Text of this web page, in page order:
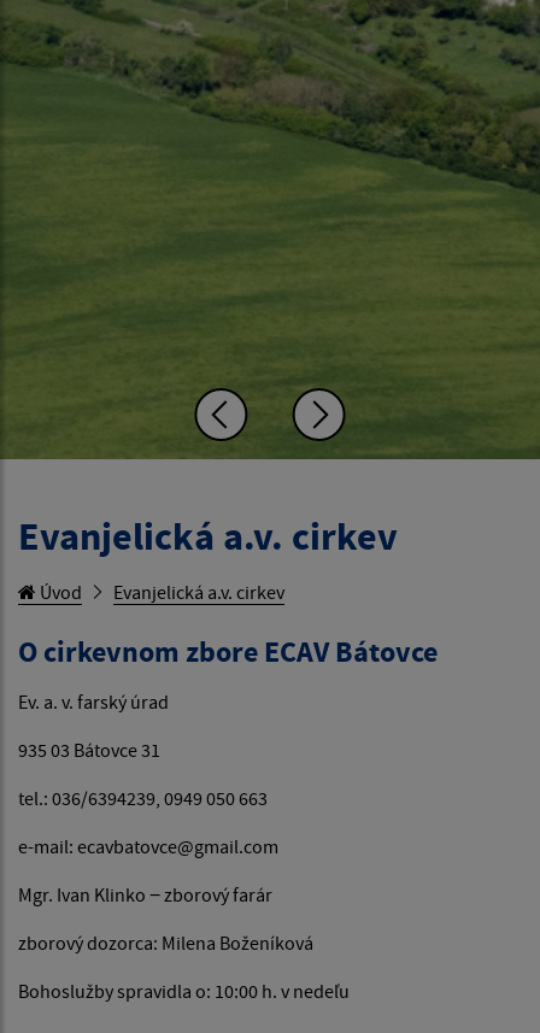
Evanjelická a.v. cirkev
Úvod Evanjelická a.v. cirkev
O cirkevnom zbore ECAV Bátovce
Ev. a. v. farský úrad
935 03 Bátovce 31
tel.: 036/6394239, 0949 050 663
e-mail: ecavbatovce@gmail.com
Mgr. Ivan Klinko − zborový farár
zborový dozorca: Milena Boženíková
Bohoslužby spravidla o: 10:00 h. v nedeľu